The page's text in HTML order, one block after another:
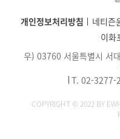
개인정보처리방침 네티즌
이화
우) 03760 서울특별시 서
T. 02-3277-
COPYRIGHT © 2022 BY